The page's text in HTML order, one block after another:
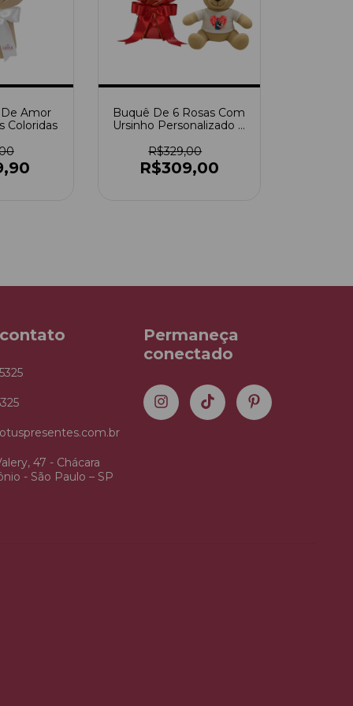
Amor
Coloridas
Buquê De 6 Rosas Com
Ursinho Personalizado E
R$329,00
R$309,00
47 - Chácara
- São Paulo – SP
Permaneça
conectado